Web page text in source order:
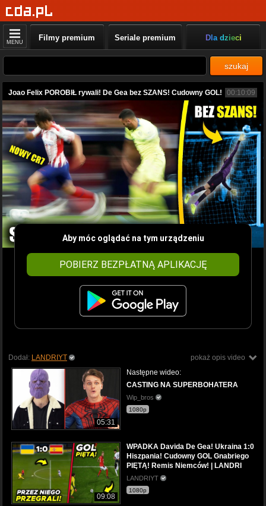
MENU Filmy premium Seriale premium Dla dzieci
szukaj
Joao Felix POROBIŁ rywali! De Gea bez SZANS! Cudowny GOL! 00:10:09
Aby móc oglądać na tym urządzeniu
POBIERZ BEZPŁATNĄ APLIKACJĘ
pokaż opis video
Dodał: LANDRIYT
05:31
Następne wideo:
CASTING NA SUPERBOHATERA
Wip_bros
1080p
09:08
WPADKA Davida De Gea! Ukraina 1:0
Hiszpania! Cudowny GOL Gnabriego
PIĘTĄ! Remis Niemców! | LANDRI
LANDRIYT
1080p